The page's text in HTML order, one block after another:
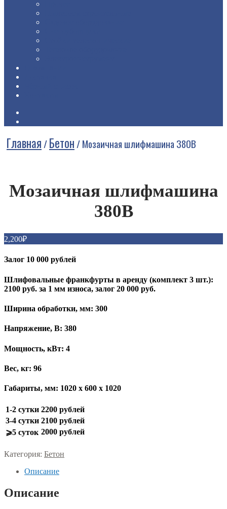
Главная/Бетон/Мозаичная шлифмашина 380В
Мозаичная шлифмашина
380В
2,200₽
Залог 10 000 рублей
Шлифовальные франкфурты в аренду (комплект 3 шт.):
2100 руб. за 1 мм износа, залог 20 000 руб.
Ширина обработки, мм: 300
Напряжение, В: 380
Мощность, кВт: 4
Вес, кг: 96
Габариты, мм: 1020 х 600 х 1020
1-2 сутки 2200 рублей
3-4 сутки 2100 рублей
⩾5 суток 2000 рублей
Категория: Бетон
Описание
Описание